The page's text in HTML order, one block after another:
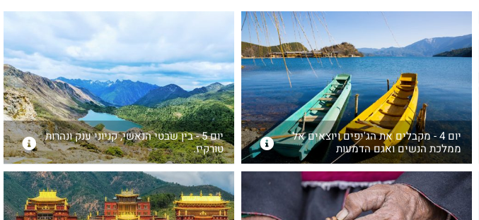
יום 4 - מקבלים את הג'יפים ויוצאים אל
ממלכת הנשים ואגם הדמעות
יום 5 - בין שבטי הנאשי, קניוני ענק ונהרות
טורקיז.